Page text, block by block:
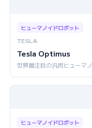
ヒューマノイドロボット
TESLA
Tesla Optimus
世界最注目の汎用ヒューマ
ヒューマノイドロボット